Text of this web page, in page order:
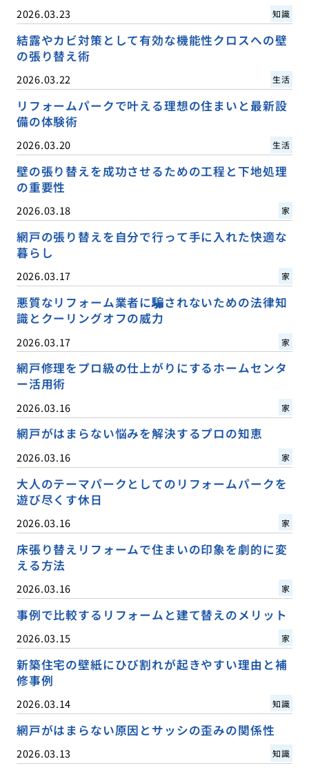
2026.03.23 知識
結露やカビ対策として有効な機能性クロスへの壁
の張り替え術
2026.03.22 生活
リフォームパークで叶える理想の住まいと最新設
備の体験術
2026.03.20 生活
壁の張り替えを成功させるための工程と下地処理
の重要性
2026.03.18 家
網戸の張り替えを自分で行って手に入れた快適な
暮らし
2026.03.17 家
悪質なリフォーム業者に騙されないための法律知
識とクーリングオフの威力
2026.03.17 家
網戸修理をプロ級の仕上がりにするホームセンタ
ー活用術
2026.03.16 家
網戸がはまらない悩みを解決するプロの知恵
2026.03.16 家
大人のテーマパークとしてのリフォームパークを
遊び尽くす休日
2026.03.16 家
床張り替えリフォームで住まいの印象を劇的に変
える方法
2026.03.16 家
事例で比較するリフォームと建て替えのメリット
2026.03.15 家
新築住宅の壁紙にひび割れが起きやすい理由と補
修事例
2026.03.14 知識
網戸がはまらない原因とサッシの歪みの関係性
2026.03.13 知識